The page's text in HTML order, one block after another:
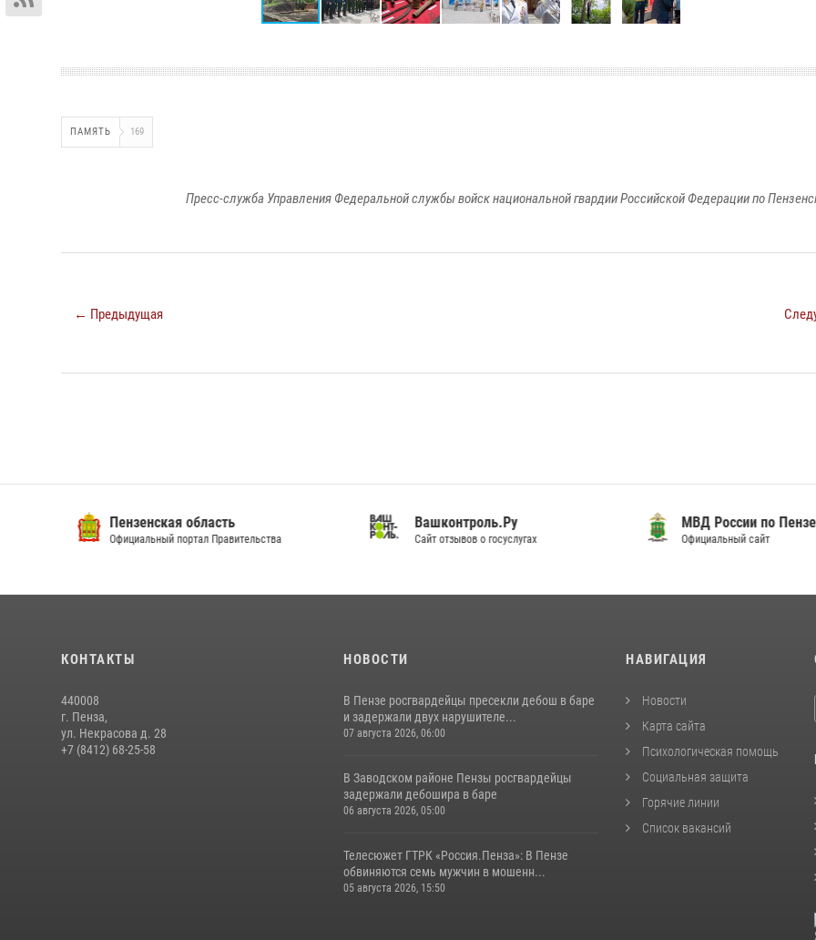
ПАМЯТЬ 169
Пресс-служба Управления Федеральной службы войск национальной гвардии Российской Федерации по
← Предыдущая
Пензенская область
Официальный портал Правительства
Вашконтроль.Ру
Сайт отзывов о госуслугах
МВД России по
Официальный сайт
КОНТАКТЫ
440008
г. Пенза,
ул. Некрасова д. 28
+7 (8412) 68-25-58
НОВОСТИ
В Пензе росгвардейцы пресекли дебош в баре
и задержали двух нарушителе...
07 августа 2026, 06:00
В Заводском районе Пензы росгвардейцы
задержали дебошира в баре
06 августа 2026, 05:00
Телесюжет ГТРК «Россия.Пенза»: В Пензе
обвиняются семь мужчин в мошенн...
05 августа 2026, 15:50
НАВИГАЦИЯ
Новости
Карта сайта
Психологическая помощь
Социальная защита
Горячие линии
Список вакансий